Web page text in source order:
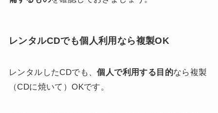
レンタルCDでも個人利用なら複製OK
レンタルしたCDでも、個人で利用する目的なら複製
（CDに焼いて）OKです。